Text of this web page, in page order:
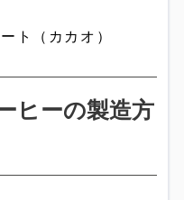
ト（カカオ）
ヒーの製造方